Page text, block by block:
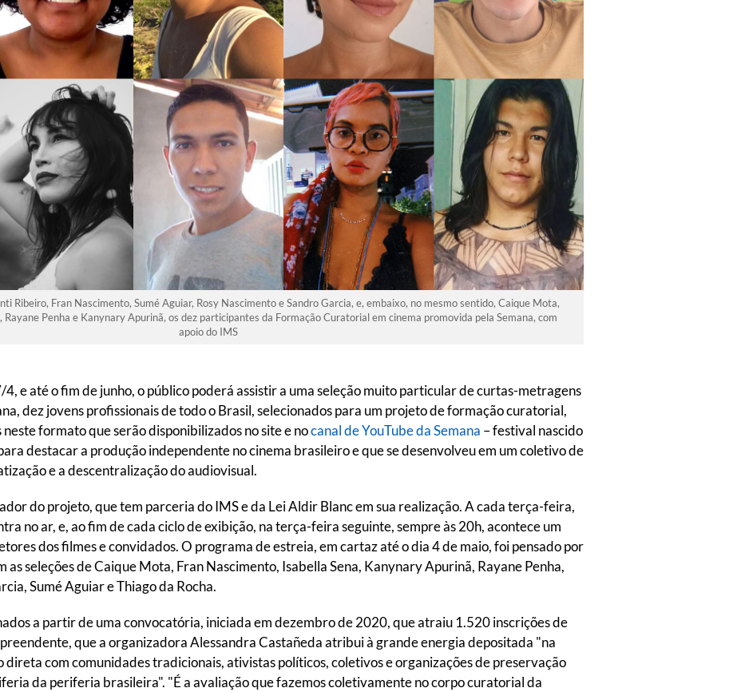
Ribeiro, Fran Nascimento, Sumé Aguiar, Rosy Nascimento e Sandro Garcia, e, embaixo, no mesmo sentido, Caique Mota,
Rayane Penha e Kanynary Apurinã, os dez participantes da Formação Curatorial em cinema promovida pela Semana, com
apoio do IMS
e até o fim de junho, o público poderá assistir a uma seleção muito particular de curtas-metragens
dez jovens profissionais de todo o Brasil, selecionados para um projeto de formação curatorial,
formato que serão disponibilizados no site e nocanal de YouTube da Semana – festival nascido
destacar a produção independente no cinema brasileiro e que se desenvolveu em um coletivo de
e a descentralização do audiovisual.
do projeto, que tem parceria do IMS e da Lei Aldir Blanc em sua realização. A cada terça-feira,
no ar, e, ao fim de cada ciclo de exibição, na terça-feira seguinte, sempre às 20h, acontece um
dos filmes e convidados. O programa de estreia, em cartaz até o dia 4 de maio, foi pensado por
as seleções de Caique Mota, Fran Nascimento, Isabella Sena, Kanynary Apurinã, Rayane Penha,
Sumé Aguiar e Thiago da Rocha.
a partir de uma convocatória, iniciada em dezembro de 2020, que atraiu 1.520 inscrições de
que a organizadora Alessandra Castañeda atribui à grande energia depositada "na
direta com comunidades tradicionais, ativistas políticos, coletivos e organizações de preservação
da periferia brasileira". "É a avaliação que fazemos coletivamente no corpo curatorial da